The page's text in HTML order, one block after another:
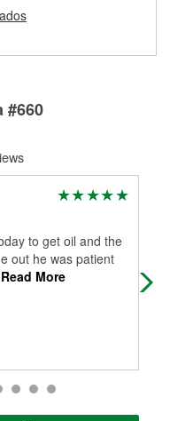
Préstamo de
determinar si pueden
tambores o discos no
tu reparación.
#660
to get oil and the
out he was patient
Read More